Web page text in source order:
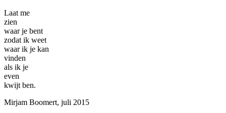
Laat me
zien
waar je bent
zodat ik weet
waar ik je kan
vinden
als ik je
even
kwijt ben.
Mirjam Boomert, juli 2015